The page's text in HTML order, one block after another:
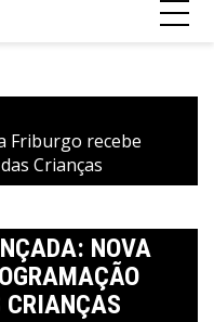
Friburgo recebe
Crianças
NOVA
CRIANÇAS